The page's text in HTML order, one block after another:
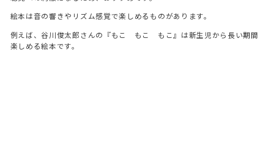
絵本は音の響きやリズム感覚で楽しめるものがあります。
例えば、谷川俊太郎さんの『もこ もこ もこ』は新生児から長い期間
楽しめる絵本です。